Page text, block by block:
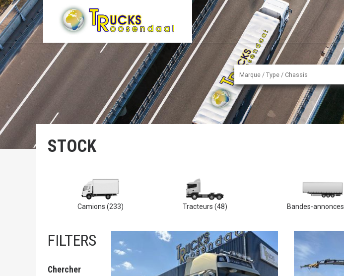
STOCK
Camions (233) Tracteurs(48) Bandes-annonces
FILTERS
Chercher